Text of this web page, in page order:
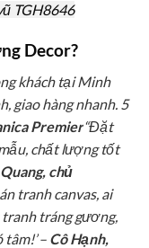
TGH8646
Decor?
khách tại Minh
giao hàng nhanh. 5
Premier“Đặt
chất lượng tốt
chủ
tranh canvas, ai
tráng gương,
tâm!”– Cô Hạnh,